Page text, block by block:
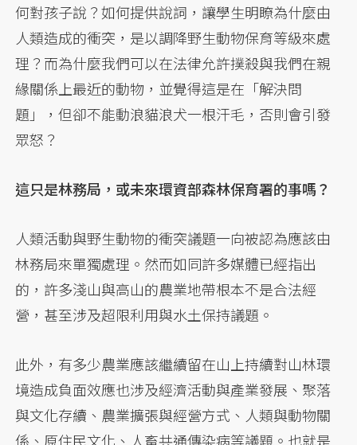
何對孩子說？如何提供說詞，讓學生明瞭為什麼由
人類造成的衝突，是以調降野生動物保育等級來處
理？而為什麼我們可以在法律允許撲殺與我們在親
緣關係上最近的動物，並覺得這是在「解決問
題」，但卻不能動浪貓浪犬一根汗毛，否則會引發
眾怒？
這只是林務局，或未來環資部森林保育署的事嗎？
人類活動與野生動物的衝突議題一向被認為應該由
林務局來單獨處理。然而如同許多媒體已經指出
的，許多淺山與高山的農業地帶根本不是合法經
營，甚至涉及超限利用與水土保持議題。
此外，有多少農業應該繼續留在山上持續對山林環
境造成負面效應也涉及經濟活動與產業發展、聚落
與文化存續、農業擴張與經營方式、人類與動物關
係、原住民文化、人畜共通傳染病等議題。也就是